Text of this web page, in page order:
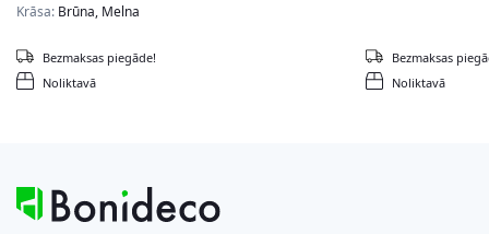
Krāsa: Brūna, Melna
Noliktavā
Bezmaksas piegāde!
Noliktavā
Bezmaksas